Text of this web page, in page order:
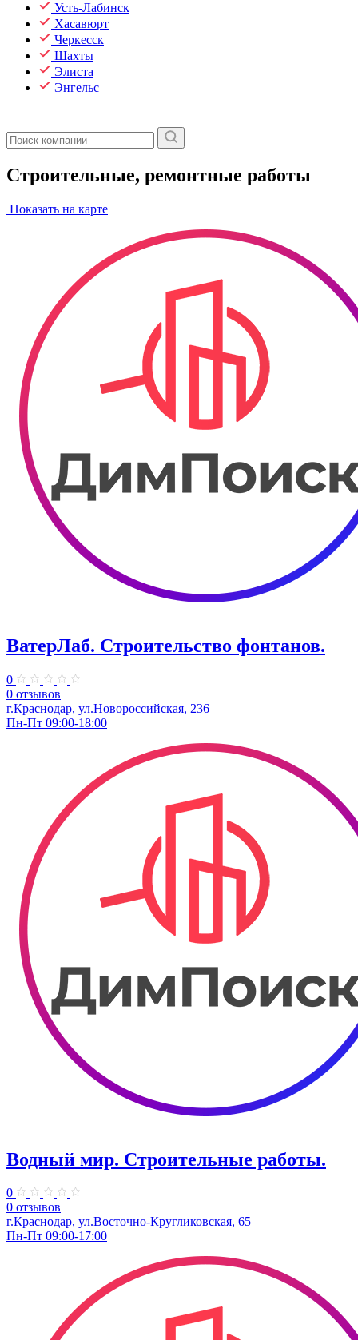
Усть-Лабинск
Хасавюрт
Черкесск
Шахты
Элиста
Энгельс
Строительные, ремонтные работы
Показать на карте
ВатерЛаб. Строительство фонтанов.
0
0 отзывов
г.Краснодар, ул.Новороссийская, 236
Пн-Пт 09:00-18:00
Водный мир. Строительные работы.
0
0 отзывов
г.Краснодар, ул.Восточно-Кругликовская, 65
Пн-Пт 09:00-17:00